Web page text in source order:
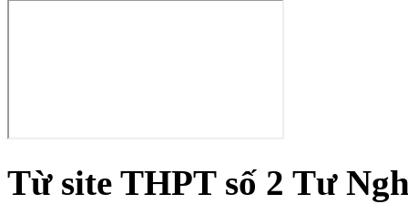
Từ site THPT số 2 Tư